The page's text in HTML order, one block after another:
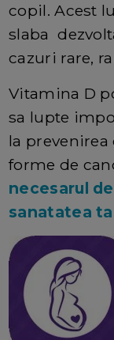
copil. Acest
slaba
cazuri rare,
Vitamina D
sa lupte
la
forme de
necesarul
sanatatea